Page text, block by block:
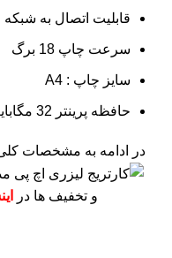
قابلیت اتصال به شبکه
سرعت چاپ 18 برگ
سایز چاپ : A4
حافظه پرینتر 32 مگابایت
در ادامه به مشخصات کلی
و تخفیف ها در